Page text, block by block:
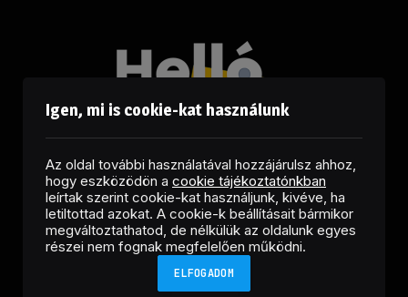
FacebookLinkedInX
(Twitter)
RSS
Igen, mi is cookie-kat használunk
Az oldal további használatával hozzájárulsz ahhoz,
hogy eszközödön a cookie tájékoztatónkban
leírtak szerint cookie-kat használjunk, kivéve, ha
letiltottad azokat. A cookie-k beállításait bármikor
megváltoztathatod, de nélkülük az oldalunk egyes
részei nem fognak megfelelően működni.
ELFOGADOM